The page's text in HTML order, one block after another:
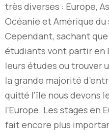
très diverses : Europe,
Océanie et Amérique du
Cependant, sachant
étudiants vont partir en
leurs études ou trouver
la grande majorité
quitté l’île nous devons
l’Europe. Les stages en
fait encore plus